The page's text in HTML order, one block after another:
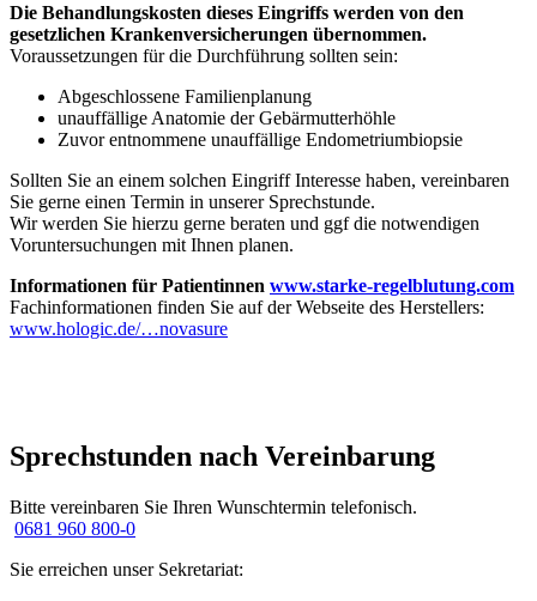
Die Behandlungskosten dieses Eingriffs werden von den
gesetzlichen Krankenversicherungen übernommen.
Voraussetzungen für die Durchführung sollten sein:
Abgeschlossene Familienplanung
unauffällige Anatomie der Gebärmutterhöhle
Zuvor entnommene unauffällige Endometriumbiopsie
Sollten Sie an einem solchen Eingriff Interesse haben, vereinbaren
Sie gerne einen Termin in unserer Sprechstunde.
Wir werden Sie hierzu gerne beraten und ggf die notwendigen
Voruntersuchungen mit Ihnen planen.
Informationen für Patientinnen www.starke-regelblutung.com
Fachinformationen finden Sie auf der Webseite des Herstellers:
www.hologic.de/…novasure
Sprechstunden nach Vereinbarung
Bitte vereinbaren Sie Ihren Wunschtermin telefonisch.
0681 960 800-0
Sie erreichen unser Sekretariat: